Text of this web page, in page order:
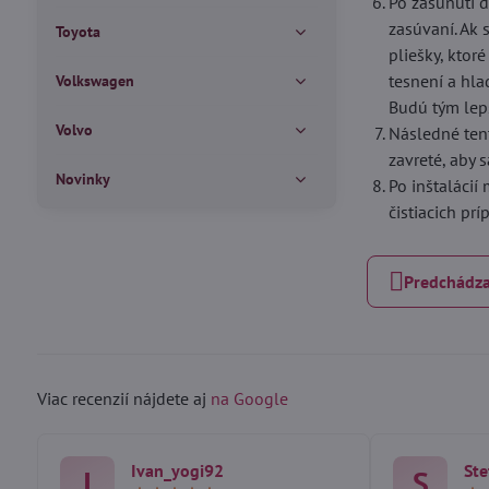
zasúvaní. Ak
pliešky,
tesnení a
Budú tým
Následné
zavreté, aby
Po inštalácií
čistiacich
Toyota
Volkswagen
Volvo
Novinky
Viac recenzií nájdete aj na Google
Ivan_yogi92